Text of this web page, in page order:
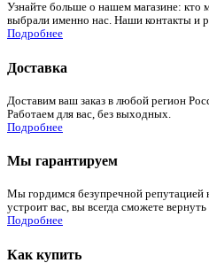
Узнайте больше о нашем магазине:
выбрали именно нас. Наши контакты и
Подробнее
Доставка
Доставим ваш заказ в любой регион
Работаем для вас, без выходных.
Подробнее
Мы гарантируем
Мы гордимся безупречной репутацией
устроит вас, вы всегда сможете вернуть
Подробнее
Как купить